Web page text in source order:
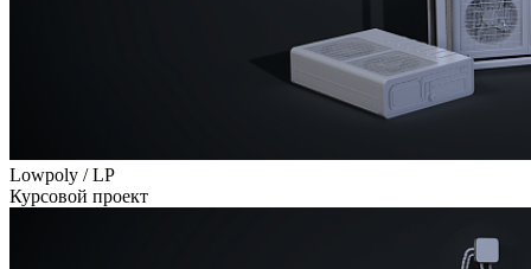
Lowpoly / LP
Курсовой проект